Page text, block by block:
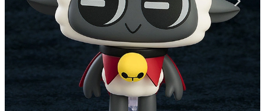
アプリレビュー
その他
電ファミニコゲーマーとは？